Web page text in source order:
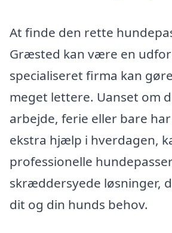
At finde den rette
Græsted kan være en
specialiseret firma kan
meget lettere. Uanset om
arbejde, ferie eller bare
ekstra hjælp i hverdagen,
professionelle
skræddersyede løsninger,
dit og din hunds behov.